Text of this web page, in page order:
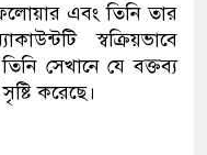
ফলোয়ার এবং তিনি তার
স্বক্রিয়ভাবে
সেখানে যে বক্তব্য
করেছে।